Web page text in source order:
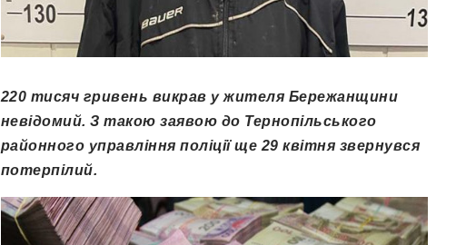
220 тисяч гривень викрав у жителя Бережанщини
невідомий. З такою заявою до Тернопільського
районного управління поліції ще 29 квітня звернувся
потерпілий.